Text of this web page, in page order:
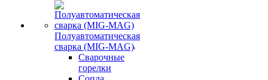
Полуавтоматическая
сварка (MIG-MAG)
Сварочные
горелки